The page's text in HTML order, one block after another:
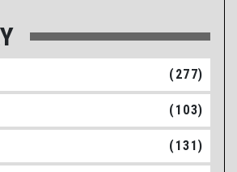
(277)
(103)
(131)